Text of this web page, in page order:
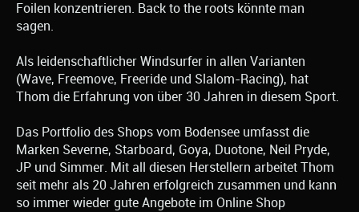
Foilen konzentrieren. Back to the roots könnte man
sagen.
Als leidenschaftlicher Windsurfer in allen Varianten
(Wave, Freemove, Freeride und Slalom-Racing), hat
Thom die Erfahrung von über 30 Jahren in diesem Sport.
Das Portfolio des Shops vom Bodensee umfasst die
Marken Severne, Starboard, Goya, Duotone, Neil Pryde,
JP und Simmer. Mit all diesen Herstellern arbeitet Thom
seit mehr als 20 Jahren erfolgreich zusammen und kann
so immer wieder gute Angebote im Online Shop